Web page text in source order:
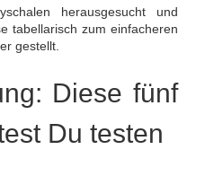
herausgesucht und
tabellarisch zum einfacheren
gestellt.
Diese fünf
Du testen